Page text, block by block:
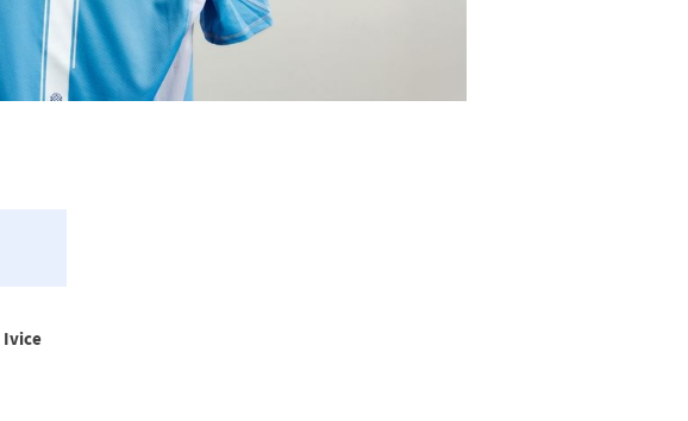
Ivice